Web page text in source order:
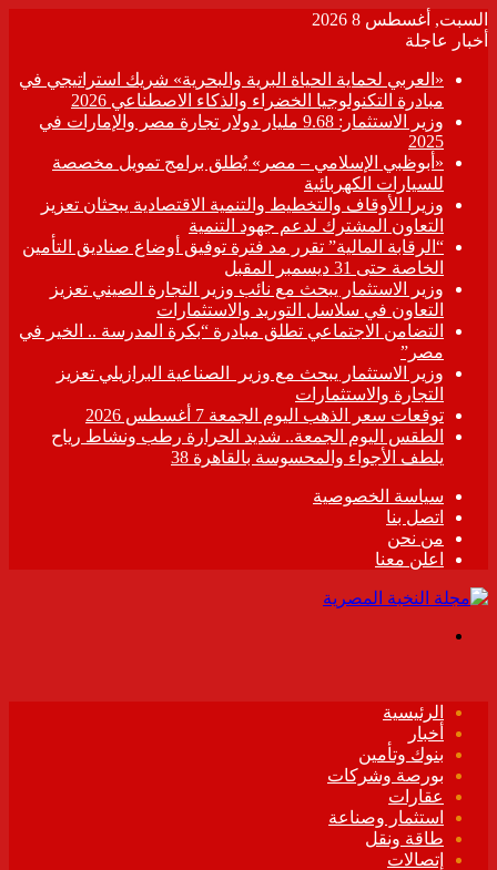
السبت, أغسطس 8 2026
أخبار عاجلة
«العربي لحماية الحياة البرية والبحرية» شريك استراتيجي في
مبادرة التكنولوجيا الخضراء والذكاء الاصطناعي 2026
وزير الاستثمار: 9.68 مليار دولار تجارة مصر والإمارات في
2025
«أبوظبي الإسلامي – مصر» يُطلق برامج تمويل مخصصة
للسيارات الكهربائية
وزيرا الأوقاف والتخطيط والتنمية الاقتصادية يبحثان تعزيز
التعاون المشترك لدعم جهود التنمية
“الرقابة المالية” تقرر مد فترة توفيق أوضاع صناديق التأمين
الخاصة حتى 31 ديسمبر المقبل
وزير الاستثمار يبحث مع نائب وزير التجارة الصيني تعزيز
التعاون في سلاسل التوريد والاستثمارات
التضامن الاجتماعي تطلق مبادرة “بكرة المدرسة .. الخير في
مصر”
وزير الاستثمار يبحث مع وزير الصناعية البرازيلي تعزيز
التجارة والاستثمارات
توقعات سعر الذهب اليوم الجمعة 7 أغسطس 2026
الطقس اليوم الجمعة.. شديد الحرارة رطب ونشاط رياح
يلطف الأجواء والمحسوسة بالقاهرة 38
سياسة الخصوصية
اتصل بنا
من نحن
اعلن معنا
الرئيسية
أخبار
بنوك وتأمين
بورصة وشركات
عقارات
استثمار وصناعة
طاقة ونقل
إتصالات